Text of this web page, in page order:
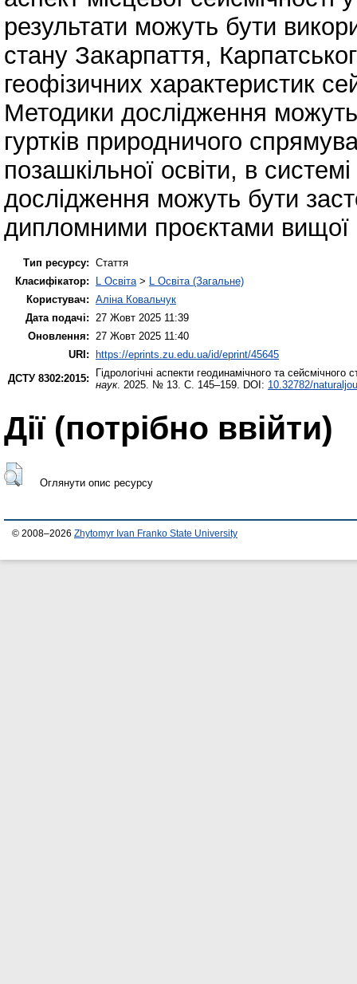
результати можуть бути
стану Закарпаття,
геофізичних характеристик
Методики дослідження
гуртків природничого
позашкільної освіти, в
дослідження можуть бути
дипломними проєктами
Тип ресурсу: Стаття
Класифікатор:
L Освіта > L Освіта (Загальне)
Користувач: Аліна Ковальчук
Дата подачі:
27 Жовт 2025 11:39
Оновлення:
27 Жовт 2025 11:40
URI: https://eprints.zu.edu.ua/id/eprint/45645
ДСТУ 8302:2015:
Гідрологічні аспекти геодинамічного та
наук. 2025. № 13. С. 145–159. DOI: 10.32782/
Дії ​​(потрібно ввійти)
Оглянути опис ресурсу
© 2008–2026 Zhytomyr Ivan Franko State University